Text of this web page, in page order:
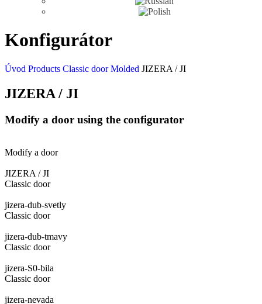
Konfigurátor
Úvod Products Classic doorMolded JIZERA / JI
JIZERA / JI
Modify a door using the configurator
Modify a door
JIZERA / JI
Classic door
jizera-dub-svetly
Classic door
jizera-dub-tmavy
Classic door
jizera-S0-bila
Classic door
jizera-nevada